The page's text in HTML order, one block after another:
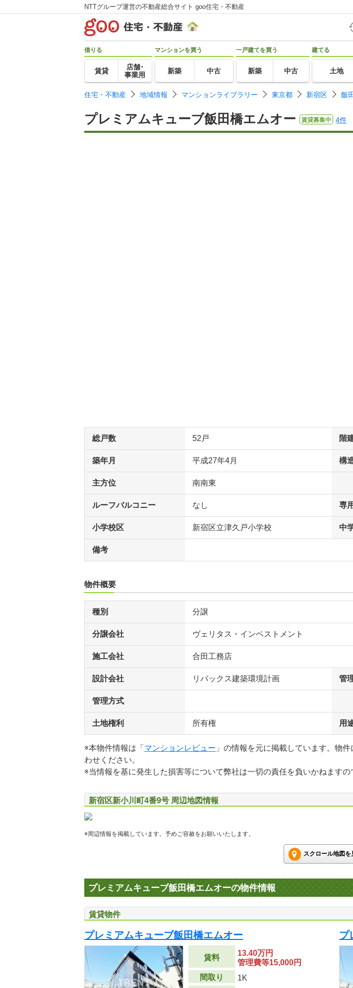
NTTグループ運営の不動産総合サイト goo住宅・不動産
借りる
賃貸
店舗･
事業用
マンションを買う
新築 中古
一戸建てを買う
新築 中古
建てる
土地
住宅・不動産 地域情報 マンションライブラリー 東京都 新宿区 飯
プレミアムキューブ飯田橋エムオー 賃貸募集中 4件
総戸数 52戸 階
築年月 平成27年4月 構
主方位 南南東
ルーフバルコニー なし 専
小学校区 新宿区立津久戸小学校 中
備考
物件概要
種別 分譲
分譲会社 ヴェリタス・インベストメント
施工会社 合田工務店
設計会社 リバックス建築環境計画 管
管理方式
土地権利 所有権 用
※本物件情報は「 マンションレビュー 」の情報を元に掲載しています。物
わせください。
※当情報を基に発生した損害等について弊社は一切の責任を負いかねますの
新宿区新小川町4番9号 周辺地図情報
※周辺情報を掲載しています。予めご容赦をお願いいたします。
スクロール地図を
プレミアムキューブ飯田橋エムオーの物件情報
賃貸物件
プレミアムキューブ飯田橋エムオー
賃料
13.40万円
管理費等15,000円
間取り
1K
プ